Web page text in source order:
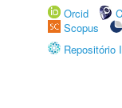
Orcid
Scopus
Repositório